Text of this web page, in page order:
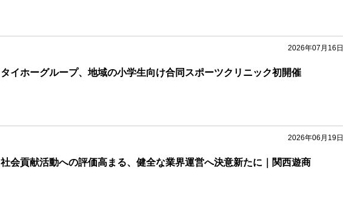
2026年07月16日
タイホーグループ、地域の小学生向け合同スポーツクリニック初開催
2026年06月19日
社会貢献活動への評価高まる、健全な業界運営へ決意新たに｜関西遊商